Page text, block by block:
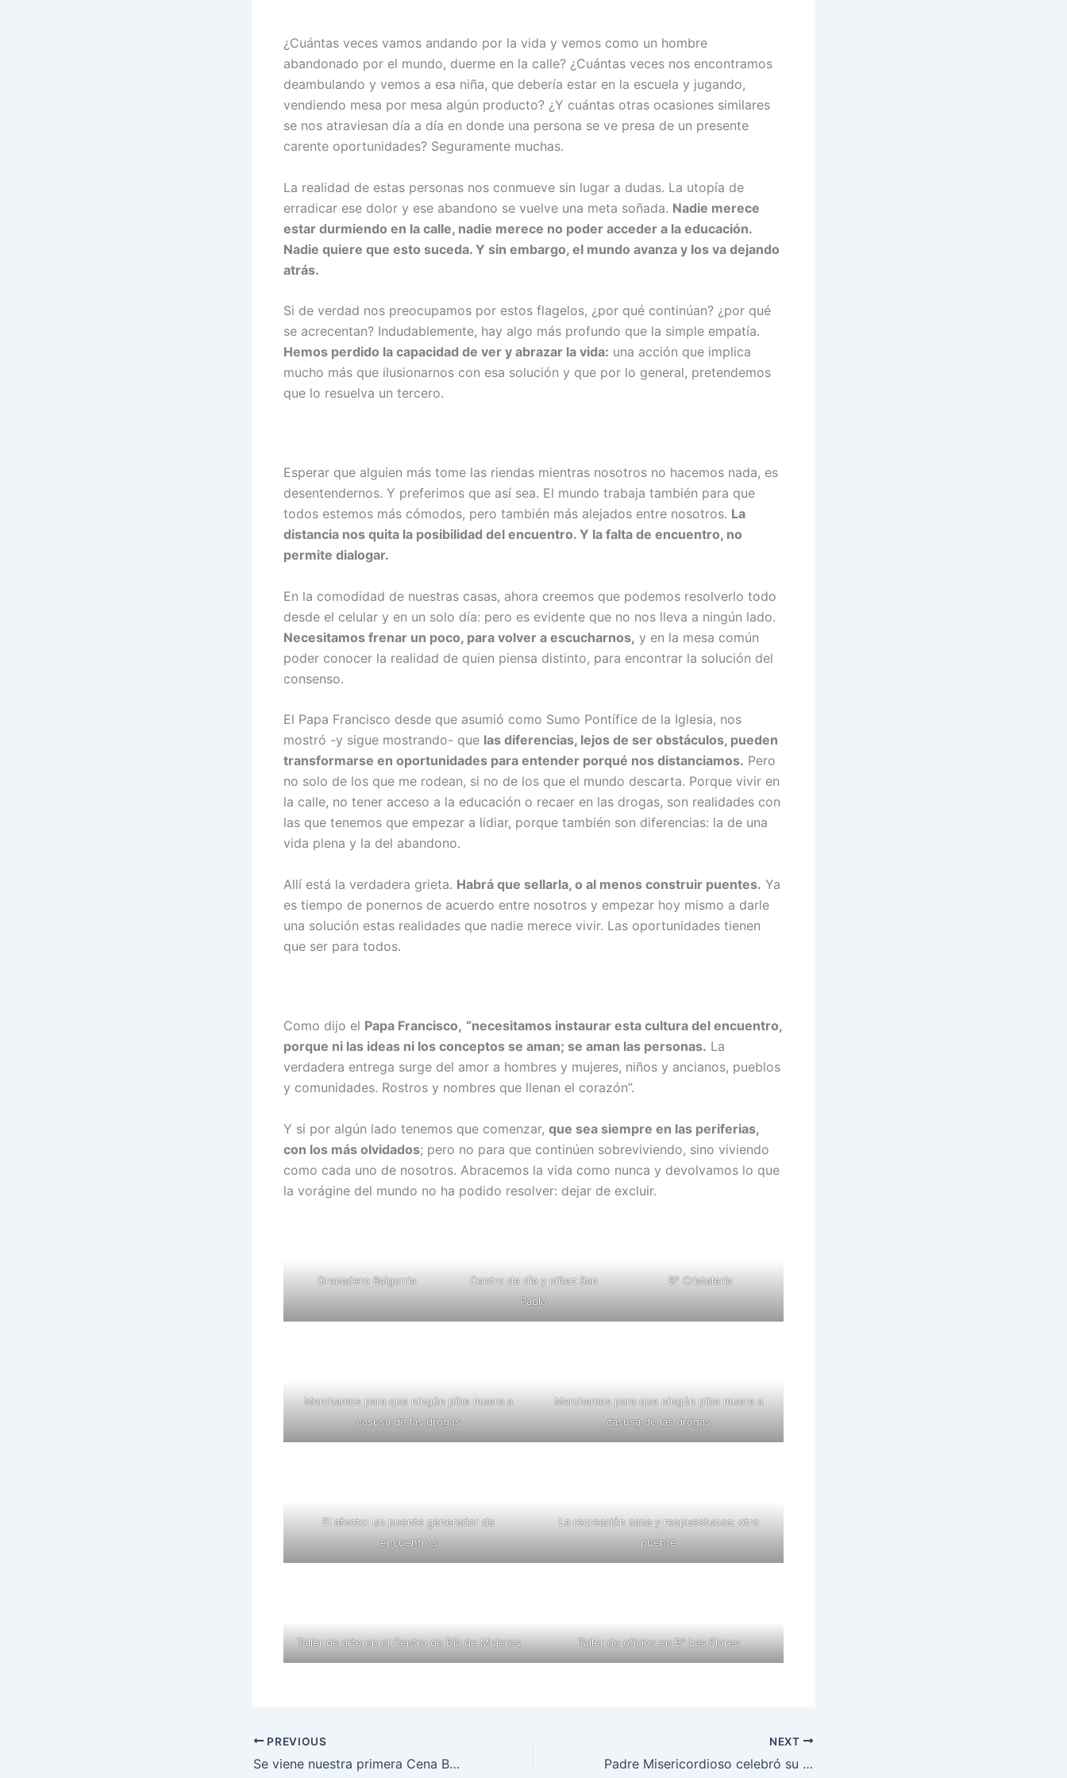
¿Cuántas veces vamos andando por la vida y vemos como un hombre
abandonado por el mundo, duerme en la calle? ¿Cuántas veces nos encontramos
deambulando y vemos a esa niña, que debería estar en la escuela y jugando,
vendiendo mesa por mesa algún producto? ¿Y cuántas otras ocasiones similares
se nos atraviesan día a día en donde una persona se ve presa de un presente
carente oportunidades? Seguramente muchas.
La realidad de estas personas nos conmueve sin lugar a dudas. La utopía de
erradicar ese dolor y ese abandono se vuelve una meta soñada. Nadie merece
estar durmiendo en la calle, nadie merece no poder acceder a la educación.
Nadie quiere que esto suceda. Y sin embargo, el mundo avanza y los va dejando
atrás.
Si de verdad nos preocupamos por estos flagelos, ¿por qué continúan? ¿por qué
se acrecentan? Indudablemente, hay algo más profundo que la simple empatía.
Hemos perdido la capacidad de ver y abrazar la vida: una acción que implica
mucho más que ilusionarnos con esa solución y que por lo general, pretendemos
que lo resuelva un tercero.
Esperar que alguien más tome las riendas mientras nosotros no hacemos nada, es
desentendernos. Y preferimos que así sea. El mundo trabaja también para que
todos estemos más cómodos, pero también más alejados entre nosotros. La
distancia nos quita la posibilidad del encuentro. Y la falta de encuentro, no
permite dialogar.
En la comodidad de nuestras casas, ahora creemos que podemos resolverlo todo
desde el celular y en un solo día: pero es evidente que no nos lleva a ningún lado.
Necesitamos frenar un poco, para volver a escucharnos, y en la mesa común
poder conocer la realidad de quien piensa distinto, para encontrar la solución del
consenso.
El Papa Francisco desde que asumió como Sumo Pontífice de la Iglesia, nos
mostró -y sigue mostrando- que las diferencias, lejos de ser obstáculos, pueden
transformarse en oportunidades para entender porqué nos distanciamos. Pero
no solo de los que me rodean, si no de los que el mundo descarta. Porque vivir en
la calle, no tener acceso a la educación o recaer en las drogas, son realidades con
las que tenemos que empezar a lidiar, porque también son diferencias: la de una
vida plena y la del abandono.
Allí está la verdadera grieta. Habrá que sellarla, o al menos construir puentes. Ya
es tiempo de ponernos de acuerdo entre nosotros y empezar hoy mismo a darle
una solución estas realidades que nadie merece vivir. Las oportunidades tienen
que ser para todos.
Como dijo el Papa Francisco, “necesitamos instaurar esta cultura del encuentro,
porque ni las ideas ni los conceptos se aman; se aman las personas. La
verdadera entrega surge del amor a hombres y mujeres, niños y ancianos, pueblos
y comunidades. Rostros y nombres que llenan el corazón”.
Y si por algún lado tenemos que comenzar, que sea siempre en las periferias,
con los más olvidados; pero no para que continúen sobreviviendo, sino viviendo
como cada uno de nosotros. Abracemos la vida como nunca y devolvamos lo que
la vorágine del mundo no ha podido resolver: dejar de excluir.
Granadero Baigorria
Centro de día y niñez San
Pablo
B° Cristalería
Marchamos para que ningún pibe muera a
casusa de las drogas
Marchamos para que ningún pibe muera a
casusa de las drogas
El afecto: un puente generador de
encuentros
La recreación sana y respuestuosa: otro
puente
Taller de arte en el Centro de Día de Mujeres Taller de oficios en B° Las Flores
PREVIOUS
Se viene nuestra primera Cena Beneficio
NEXT
Padre Misericordioso celebró su primera cena benéfica